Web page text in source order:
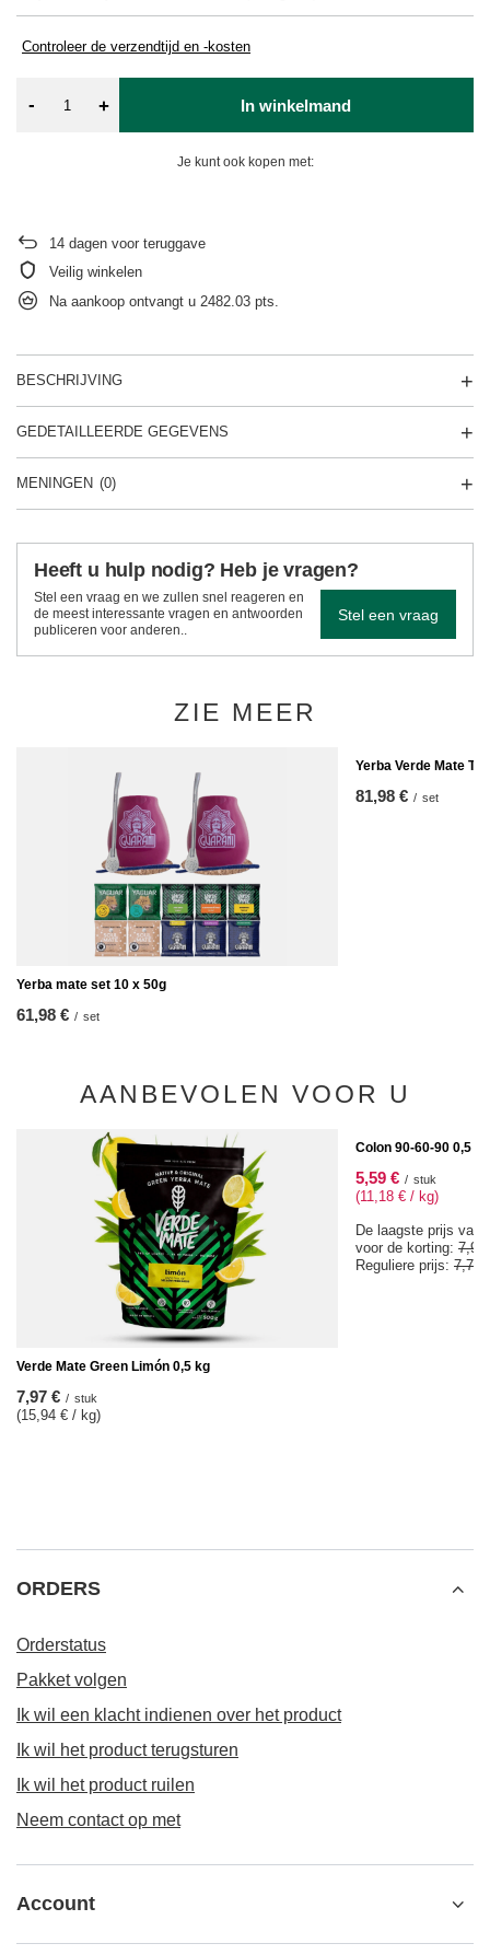
Controleer de verzendtijd en -kosten
- + In winkelmand
Je kunt ook kopen met:
14 dagen voor teruggave
Veilig winkelen
Na aankoop ontvangt u 2482.03 pts.
BESCHRIJVING
GEDETAILLEERDE GEGEVENS
MENINGEN (0)
Heeft u hulp nodig? Heb je vragen?
Stel een vraag en we zullen snel reageren en
de meest interessante vragen en antwoorden
publiceren voor anderen..
Stel een vraag
ZIE MEER
Yerba mate set 10 x 50g
61,98 € / set
Yerba Verde Mate
81,98 € / set
AANBEVOLEN VOOR U
Verde Mate Green Limón 0,5 kg
7,97 € / stuk
(15,94 € / kg)
Colon 90-60-90 0,5 kg
5,59 € / stuk
(11,18 € / kg)
De laagste prijs van
voor de korting: 7,97
Reguliere prijs: 7,77
ORDERS
Orderstatus
Pakket volgen
Ik wil een klacht indienen over het product
Ik wil het product terugsturen
Ik wil het product ruilen
Neem contact op met
Account